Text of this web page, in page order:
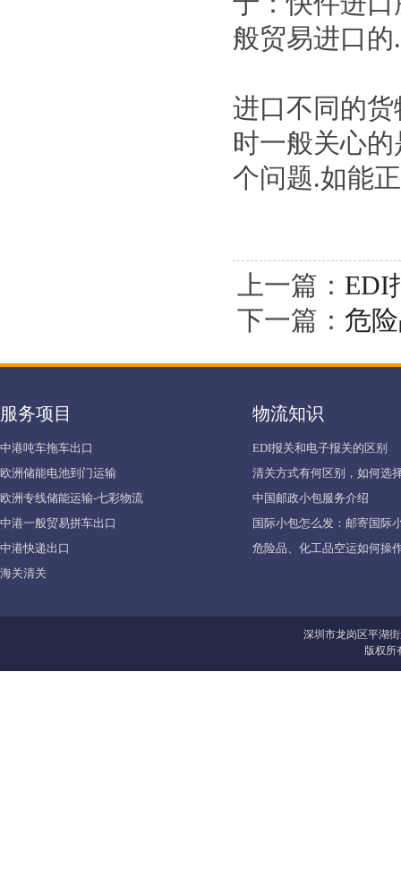
般贸易进口的.
进口不同的
时一般关心
个问题.如能
上一篇： EDI
下一篇： 危
服务项目
中港吨车拖车出口
欧洲储能电池到门运输
欧洲专线储能运输-七彩物流
中港一般贸易拼车出口
中港快递出口
海关清关
物流知识
EDI报关和电子报关的区别
清关方式有何区别，如何选
中国邮政小包服务介绍
国际小包怎么发：邮寄国际
危险品、化工品空运如何操
深圳市龙岗区平湖
版权所